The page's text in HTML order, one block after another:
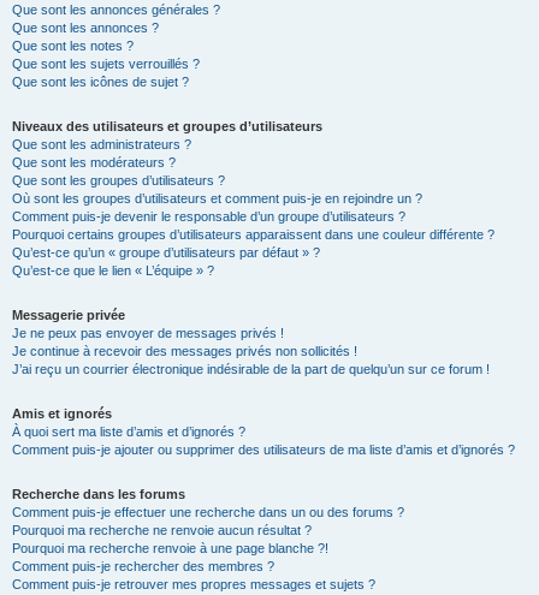
Que sont les annonces générales ?
Que sont les annonces ?
Que sont les notes ?
Que sont les sujets verrouillés ?
Que sont les icônes de sujet ?
Niveaux des utilisateurs et groupes d’utilisateurs
Que sont les administrateurs ?
Que sont les modérateurs ?
Que sont les groupes d’utilisateurs ?
Où sont les groupes d’utilisateurs et comment puis-je en rejoindre un ?
Comment puis-je devenir le responsable d’un groupe d’utilisateurs ?
Pourquoi certains groupes d’utilisateurs apparaissent dans une couleur différente ?
Qu’est-ce qu’un « groupe d’utilisateurs par défaut » ?
Qu’est-ce que le lien « L’équipe » ?
Messagerie privée
Je ne peux pas envoyer de messages privés !
Je continue à recevoir des messages privés non sollicités !
J’ai reçu un courrier électronique indésirable de la part de quelqu’un sur ce forum !
Amis et ignorés
À quoi sert ma liste d’amis et d’ignorés ?
Comment puis-je ajouter ou supprimer des utilisateurs de ma liste d’amis et d’ignorés ?
Recherche dans les forums
Comment puis-je effectuer une recherche dans un ou des forums ?
Pourquoi ma recherche ne renvoie aucun résultat ?
Pourquoi ma recherche renvoie à une page blanche ?!
Comment puis-je rechercher des membres ?
Comment puis-je retrouver mes propres messages et sujets ?